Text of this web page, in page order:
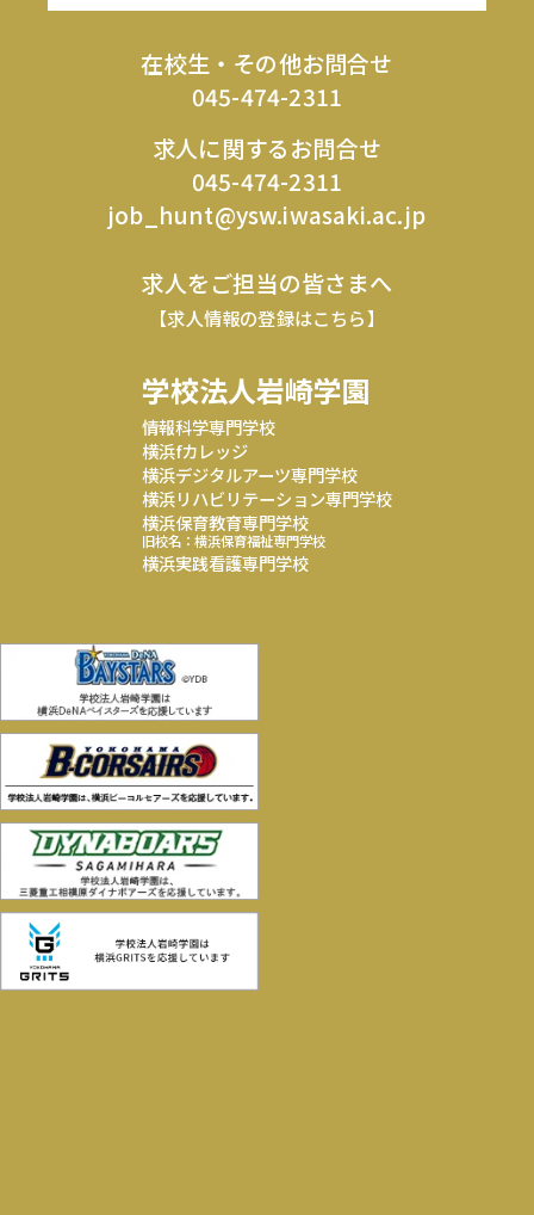
在校生・その他お問合せ
045-474-2311
求人に関するお問合せ
045-474-2311
job_hunt@ysw.iwasaki.ac.jp
求人をご担当の皆さまへ
【求人情報の登録はこちら】
学校法人岩崎学園
情報科学専門学校
横浜fカレッジ
横浜デジタルアーツ専門学校
横浜リハビリテーション専門学校
横浜保育教育専門学校
旧校名：横浜保育福祉専門学校
横浜実践看護専門学校